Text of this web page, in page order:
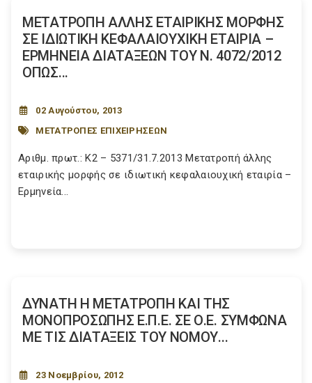
ΜΕΤΑΤΡΟΠΗ ΑΛΛΗΣ ΕΤΑΙΡΙΚΗΣ ΜΟΡΦΗΣ
ΣΕ ΙΔΙΩΤΙΚΗ ΚΕΦΑΛΑΙΟΥΧΙΚΗ ΕΤΑΙΡΙΑ –
ΕΡΜΗΝΕΙΑ ΔΙΑΤΑΞΕΩΝ ΤΟΥ Ν. 4072/2012
ΟΠΩΣ...
02 Αυγούστου, 2013
ΜΕΤΑΤΡΟΠΕΣ ΕΠΙΧΕΙΡΗΣΕΩΝ
Αριθμ. πρωτ.: Κ2 – 5371/31.7.2013 Μετατροπή άλλης
εταιρικής μορφής σε ιδιωτική κεφαλαιουχική εταιρία –
Ερμηνεία...
ΔΥΝΑΤΗ Η ΜΕΤΑΤΡΟΠΗ ΚΑΙ ΤΗΣ
ΜΟΝΟΠΡΟΣΩΠΗΣ Ε.Π.Ε. ΣΕ Ο.Ε. ΣΥΜΦΩΝΑ
ΜΕ ΤΙΣ ΔΙΑΤΑΞΕΙΣ ΤΟΥ ΝΟΜΟΥ...
23 Νοεμβρίου, 2012